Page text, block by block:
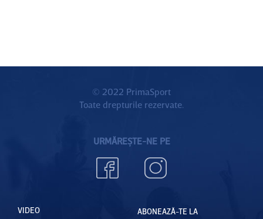
© 2022 PrimaSport
Toate drepturile rezervate.
URMĂREȘTE-NE PE
VIDEO
ABONEAZĂ-TE LA